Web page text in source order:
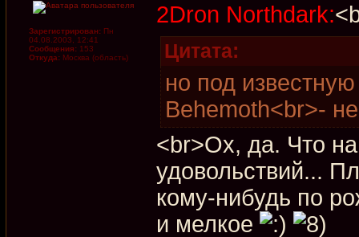
Зарегистрирован: Пн
04.08.2003, 12:41
Сообщения: 153
Откуда: Москва (область)
2Dron Northdark:
Цитата:
но под
Behemoth<br>-
<br>Ох, да. Что
удовольствий...
кому-нибудь по
и мелкое